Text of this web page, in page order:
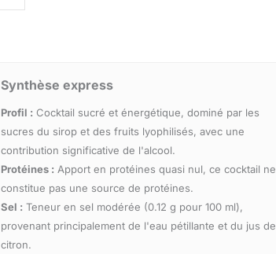
Synthèse express
Profil : Cocktail sucré et énergétique, dominé par les
sucres du sirop et des fruits lyophilisés, avec une
contribution significative de l'alcool.
Protéines : Apport en protéines quasi nul, ce cocktail ne
constitue pas une source de protéines.
Sel : Teneur en sel modérée (0.12 g pour 100 ml),
provenant principalement de l'eau pétillante et du jus de
citron.